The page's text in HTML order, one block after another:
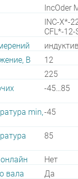
IncOder
INC-X*-
CFL*-12-
В
12
225
-45…85
min,-45
85
Нет
вала
Да